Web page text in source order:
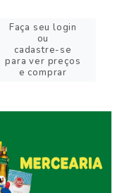
Faça seu login
ou
cadastre-se
para ver preços
e comprar